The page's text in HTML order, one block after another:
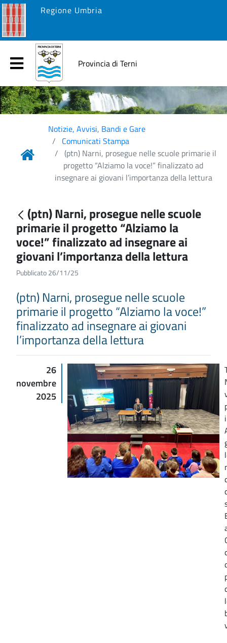
Regione Umbria
Provincia di Terni
Notizie, Avvisi, Bandi e Gare
Comunicati Stampa
(ptn) Narni, prosegue nelle scuole primarie il
progetto “Alziamo la voce!” finalizzato ad
insegnare ai giovani l’importanza della lettura
(ptn) Narni, prosegue nelle scuole
primarie il progetto “Alziamo la
voce!” finalizzato ad insegnare ai
giovani l’importanza della lettura
Pubblicato 26/11/25
(ptn) Narni, prosegue nelle scuole
primarie il progetto “Alziamo la voce!”
finalizzato ad insegnare ai giovani
l’importanza della lettura
26
novembre
2025